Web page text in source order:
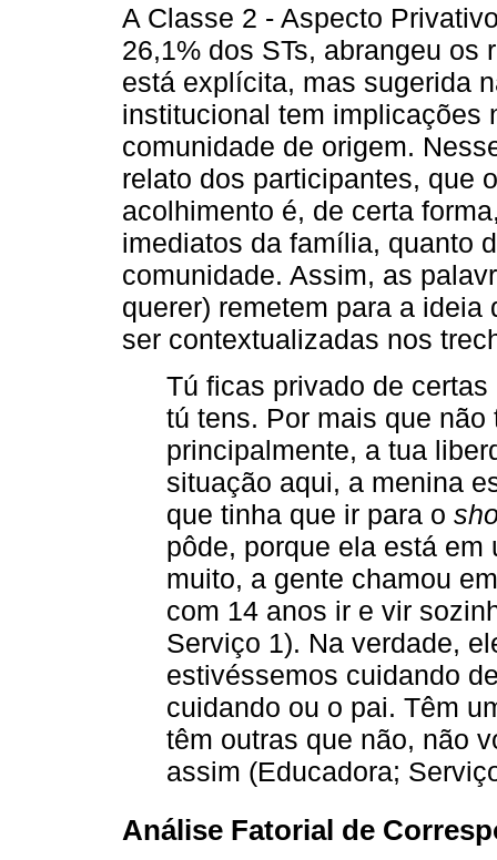
A Classe 2 - Aspecto
26,1% dos STs, abrangeu os
está explícita, mas sugerida
institucional tem implicações
comunidade de origem.
relato dos participantes, que
acolhimento é, de certa
imediatos da família, quanto
comunidade. Assim, as
querer) remetem para a
ser contextualizadas nos
Tú ficas privado de
tú tens. Por mais que
principalmente, a tua
situação aqui, a menina
que tinha que ir para o
pôde, porque ela está
muito, a gente chamou
com 14 anos ir e vir
Serviço 1). Na verdade,
estivéssemos cuidando
cuidando ou o pai. Têm
têm outras que não, não
assim (Educadora;
Análise Fatorial de